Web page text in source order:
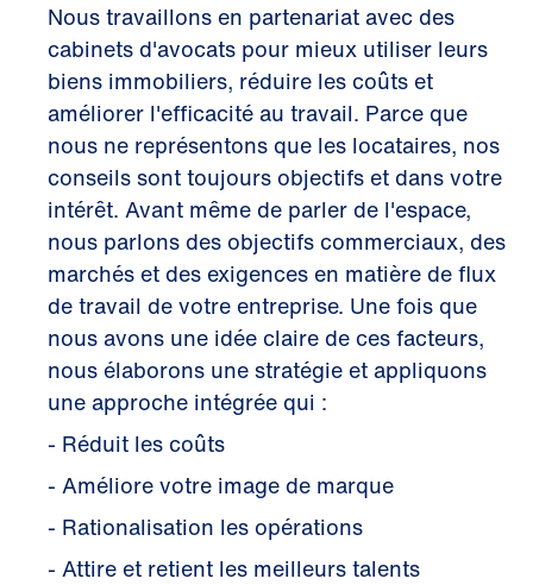
Nous travaillons en partenariat avec des
cabinets d'avocats pour mieux utiliser leurs
biens immobiliers, réduire les coûts et
améliorer l'efficacité au travail. Parce que
nous ne représentons que les locataires, nos
conseils sont toujours objectifs et dans votre
intérêt. Avant même de parler de l'espace,
nous parlons des objectifs commerciaux, des
marchés et des exigences en matière de flux
de travail de votre entreprise. Une fois que
nous avons une idée claire de ces facteurs,
nous élaborons une stratégie et appliquons
une approche intégrée qui :
- Réduit les coûts
- Améliore votre image de marque
- Rationalisation les opérations
- Attire et retient les meilleurs talents